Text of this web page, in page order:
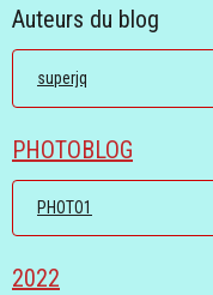
Auteurs du blog
superjq
PHOTOBLOG
PHOTO1
2022